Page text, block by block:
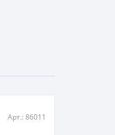
Арт.: 86011